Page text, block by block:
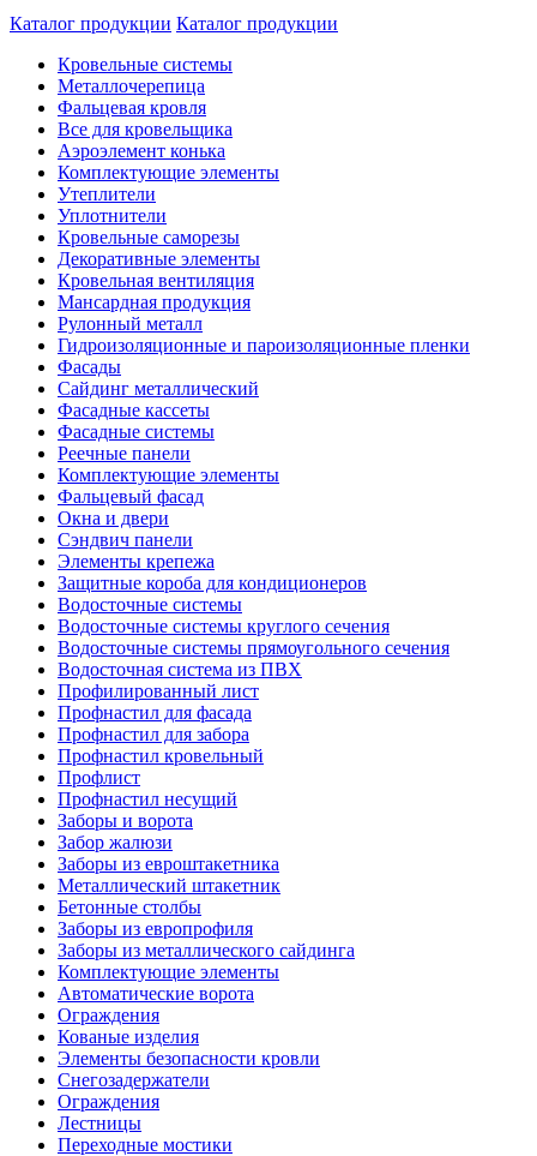
Каталог продукции Каталог продукции
Кровельные системы
Металлочерепица
Фальцевая кровля
Все для кровельщика
Аэроэлемент конька
Комплектующие элементы
Утеплители
Уплотнители
Кровельные саморезы
Декоративные элементы
Кровельная вентиляция
Мансардная продукция
Рулонный металл
Гидроизоляционные и пароизоляционные пленки
Фасады
Сайдинг металлический
Фасадные кассеты
Фасадные системы
Реечные панели
Комплектующие элементы
Фальцевый фасад
Окна и двери
Сэндвич панели
Элементы крепежа
Защитные короба для кондиционеров
Водосточные системы
Водосточные системы круглого сечения
Водосточные системы прямоугольного сечения
Водосточная система из ПВХ
Профилированный лист
Профнастил для фасада
Профнастил для забора
Профнастил кровельный
Профлист
Профнастил несущий
Заборы и ворота
Забор жалюзи
Заборы из евроштакетника
Металлический штакетник
Бетонные столбы
Заборы из европрофиля
Заборы из металлического сайдинга
Комплектующие элементы
Автоматические ворота
Ограждения
Кованые изделия
Элементы безопасности кровли
Снегозадержатели
Ограждения
Лестницы
Переходные мостики